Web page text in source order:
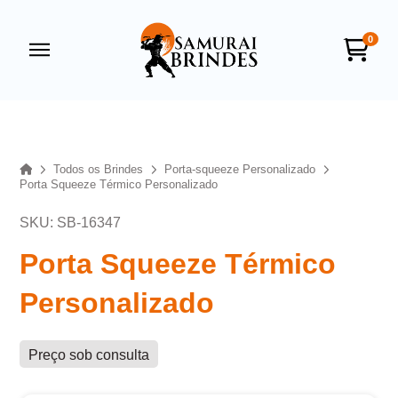
0
HomeTodos os Brindes
Porta-squeeze Personalizado
Porta Squeeze Térmico Personalizado
SKU: SB-16347
Porta Squeeze Térmico
Personalizado
Preço sob consulta